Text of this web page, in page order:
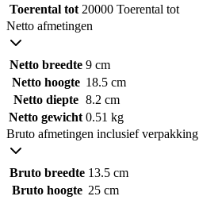
Toerental tot 20000 Toerental tot
Netto afmetingen
Netto breedte 9 cm
Netto hoogte 18.5 cm
Netto diepte 8.2 cm
Netto gewicht 0.51 kg
Bruto afmetingen inclusief verpakking
Bruto breedte 13.5 cm
Bruto hoogte 25 cm